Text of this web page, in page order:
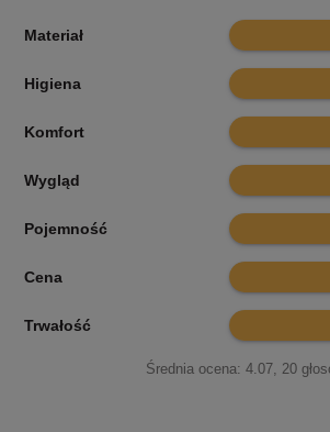
Materiał 8
Higiena 8
Komfort 8.3
Wygląd 8.4
Pojemność 8
Cena 8.3
Trwałość 7.9
Średnia ocena: 4.07 20